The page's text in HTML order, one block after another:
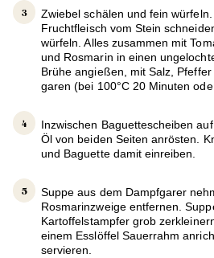
Zwiebel schälen und fein
Fruchtfleisch vom Stein
würfeln. Alles zusammen mit
und Rosmarin in einen
Brühe angießen, mit Salz,
garen (bei 100°C 20 Minuten
Inzwischen Baguettescheiben
Öl von beiden Seiten anrösten.
und Baguette damit einreiben.
Suppe aus dem Dampfgarer
Rosmarinzweige entfernen.
Kartoffelstampfer grob
einem Esslöffel Sauerrahm
servieren.